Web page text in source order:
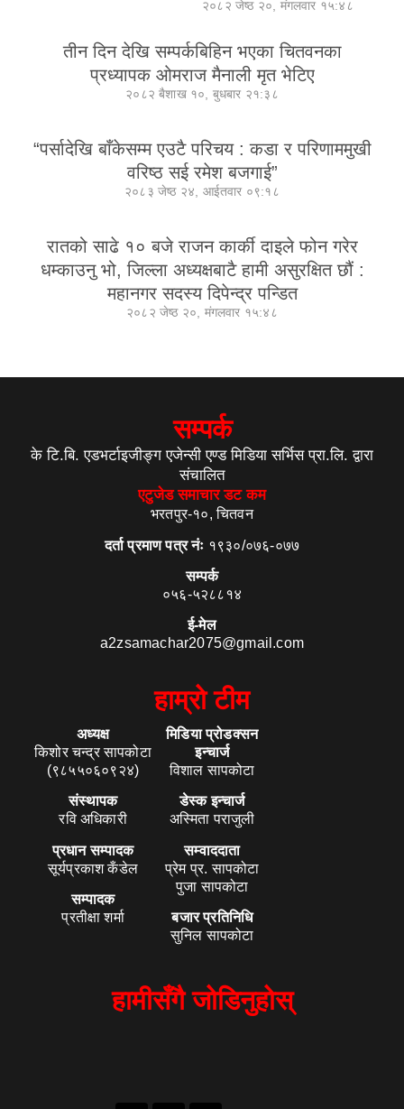
२०८२ जेष्ठ २०, मंगलवार १५:४८
तीन दिन देखि सम्पर्कबिहिन भएका चितवनका
प्रध्यापक ओमराज मैनाली मृत भेटिए
२०८२ बैशाख १०, बुधबार २१:३८
“पर्सादेखि बाँकेसम्म एउटै परिचय : कडा र परिणाममुखी
वरिष्ठ सई रमेश बजगाई”
२०८३ जेष्ठ २४, आईतवार ०९:१८
रातको साढे १० बजे राजन कार्की दाइले फोन गरेर
धम्काउनु भो, जिल्ला अध्यक्षबाटै हामी असुरक्षित छौं :
महानगर सदस्य दिपेन्द्र पन्डित
२०८२ जेष्ठ २०, मंगलवार १५:४८
सम्पर्क
के टि.बि. एडभर्टाइजीङ्ग एजेन्सी एण्ड मिडिया सर्भिस प्रा.लि. द्वारा
संचालित
एटुजेड समाचार डट कम
भरतपुर-१०, चितवन
दर्ता प्रमाण पत्र नंः १९३०/०७६-०७७
सम्पर्क
०५६-५२८८१४
ई-मेल
a2zsamachar2075@gmail.com
हाम्रो टीम
अध्यक्ष
किशोर चन्द्र सापकोटा
(९८५५०६०९२४)
संस्थापक
रवि अधिकारी
प्रधान सम्पादक
सूर्यप्रकाश कँडेल
सम्पादक
प्रतीक्षा शर्मा
मिडिया प्रोडक्सन
इन्चार्ज
विशाल सापकोटा
डेस्क इन्चार्ज
अस्मिता पराजुली
सम्वाददाता
प्रेम प्र. सापकोटा
पुजा सापकोटा
बजार प्रतिनिधि
सुनिल सापकोटा
हामीसँगै जोडिनुहोस्